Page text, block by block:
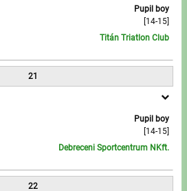
Pupil boy
[14-15]
Titán Triatlon Club
21
Pupil boy
[14-15]
Debreceni Sportcentrum NKft.
22